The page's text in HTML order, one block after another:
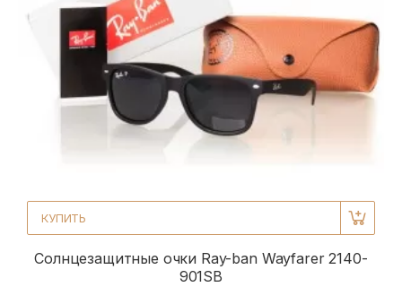
КУПИТЬ
Солнцезащитные очки Ray-ban Wayfarer 2140-
901SB